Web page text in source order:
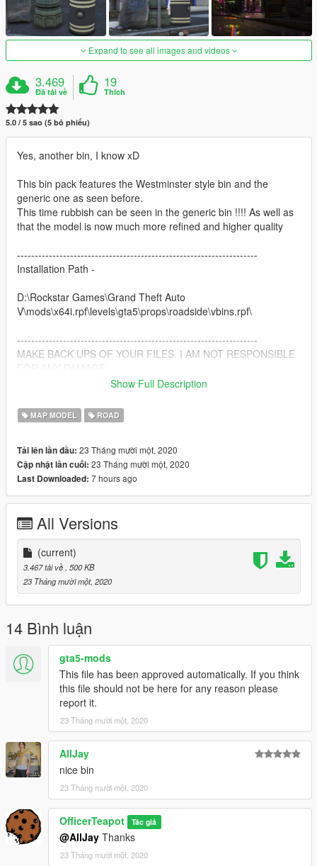
Expand to see all images and videos
3.469
Đã tải về
19
Thích
5.0 / 5 sao (5 bỏ phiếu)
Yes, another bin, I know xD
This bin pack features the Westminster style bin and the
generic one as seen before.
This time rubbish can be seen in the generic bin !!!! As well as
that the model is now much more refined and higher quality
--------------------------------------------------------------------
Installation Path -
D:\Rockstar Games\Grand Theft Auto
V\mods\x64i.rpf\levels\gta5\props\roadside\vbins.rpf\
--------------------------------------------------------------------
MAKE BACK UPS OF YOUR FILES. I AM NOT RESPONSIBLE
Show Full Description
MAP MODEL ROAD
Tải lên lần đầu: 23 Tháng mười một, 2020
Cập nhật lần cuối: 23 Tháng mười một, 2020
Last Downloaded: 7 hours ago
All Versions
(current)
3.467 tải về , 500 KB
23 Tháng mười một, 2020
14 Bình luận
gta5-mods
This file has been approved automatically. If you think
this file should not be here for any reason please
report it.
23 Tháng mười một, 2020
AllJay
nice bin
23 Tháng mười một, 2020
OfficerTeapot Tác giả
@AllJay Thanks
23 Tháng mười một, 2020